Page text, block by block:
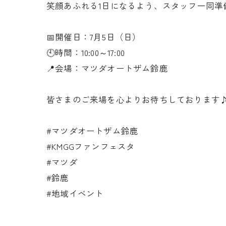
笑顔あふれる1日になるよう、スタッフ一同
📅開催日：7月5日（日）
🕙時間：10:00～17:00
📍会場：マツダオートザム鈴鹿
皆さまのご来場を心よりお待ちしております♪
#マツダオートザム鈴鹿
#KMGGファンフェスタ
#マツダ
#鈴鹿
#地域イベント